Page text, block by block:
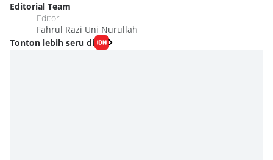
Editorial Team
Editor
Fahrul Razi Uni Nurullah
Tonton lebih seru di